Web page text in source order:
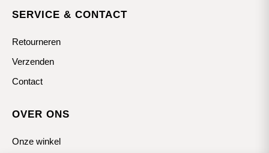
SERVICE & CONTACT
Retourneren
Verzenden
Contact
OVER ONS
Onze winkel